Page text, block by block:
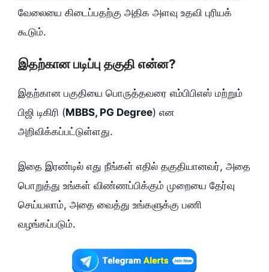
வேலையை கிடைப்பதற்கு அதிக அளவு உதவி புரியக்
கூடும்.
இதற்கான படிப்பு தகுதி என்ன?
இதற்கான பகுதியை பொருத்தவரை எம்பிபிஎஸ் மற்றும்
பிஜி டிகிரி (MBBS, PG Degree) என
அறிவிக்கப்பட்டுள்ளது.
இதை இரண்டில் எது நீங்கள் எதில் தகுதியானவர், அதை
பொறுத்து உங்கள் விண்ணப்பிக்கும் முறையை தேர்வு
செய்யலாம், அதை வைத்து உங்களுக்கு பணி
வழங்கப்படும்.